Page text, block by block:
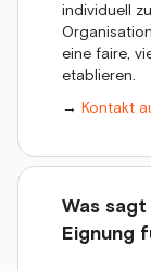
individuell
eine faire,
etablieren.
→ Kontakt
Was
Eignung